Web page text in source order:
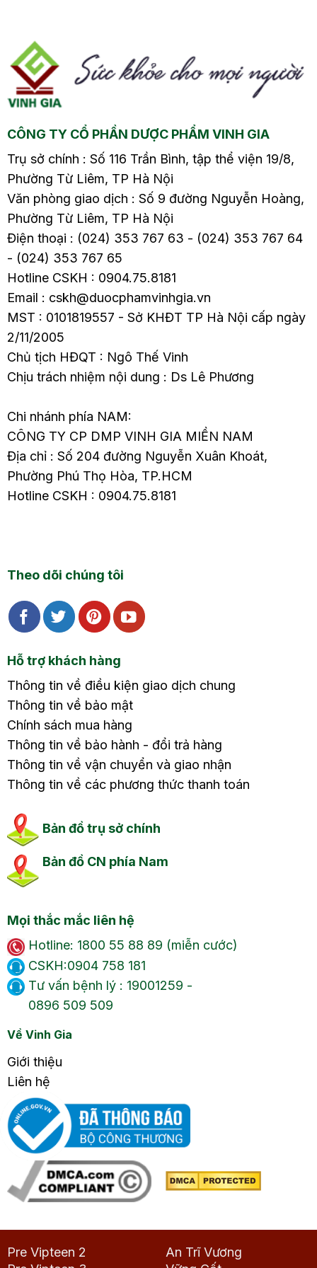
bò2.6….
CÔNG TY CỔ PHẦN DƯỢC PHẨM VINH GIA
Trụ sở chính : Số 116 Trần Bình, tập thể viện 19/8,
Phường Từ Liêm, TP Hà Nội
Văn phòng giao dịch : Số 9 đường Nguyễn Hoàng,
Phường Từ Liêm, TP Hà Nội
Điện thoại : (024) 353 767 63 - (024) 353 767 64
- (024) 353 767 65
Hotline CSKH : 0904.75.8181
Email : cskh@duocphamvinhgia.vn
MST : 0101819557 - Sở KHĐT TP Hà Nội cấp ngày
2/11/2005
Chủ tịch HĐQT : Ngô Thế Vinh
Chịu trách nhiệm nội dung : Ds Lê Phương
Chi nhánh phía NAM:
CÔNG TY CP DMP VINH GIA MIỀN NAM
Địa chỉ : Số 204 đường Nguyễn Xuân Khoát,
Phường Phú Thọ Hòa, TP.HCM
Hotline CSKH : 0904.75.8181
Theo dõi chúng tôi
Hỗ trợ khách hàng
Thông tin về điều kiện giao dịch chung
Thông tin về bảo mật
Chính sách mua hàng
Thông tin về bảo hành - đổi trả hàng
Thông tin về vận chuyển và giao nhận
Thông tin về các phương thức thanh toán
Bản đồ trụ sở chính
Bản đồ CN phía Nam
Mọi thắc mắc liên hệ
Hotline: 1800 55 88 89 (miễn cước)
CSKH:0904 758 181
Tư vấn bệnh lý : 19001259 -
0896 509 509
Về Vinh Gia
Giới thiệu
Liên hệ
Pre Vipteen 2
An Trĩ Vương